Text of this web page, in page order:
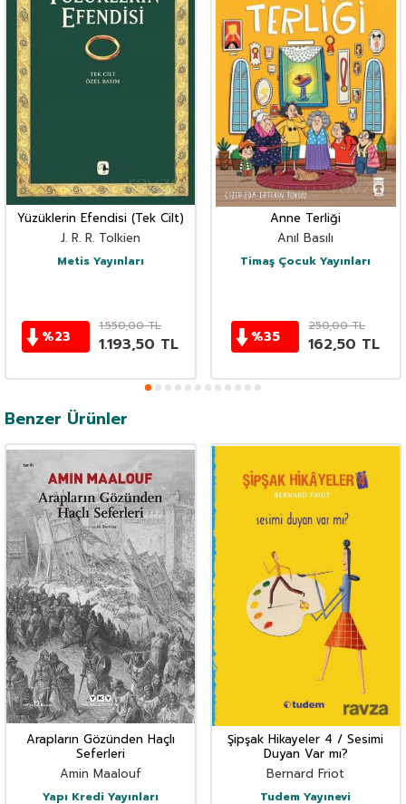
Yüzüklerin Efendisi (Tek Cilt)
J. R. R. Tolkien
Metis Yayınları
%23
1.550,00TL
1.193,50 TL
Anne Terliği
Anıl Basılı
Timaş Çocuk Yayınları
%35
250,00TL
162,50 TL
Benzer Ürünler
Arapların Gözünden Haçlı
Seferleri
Amin Maalouf
Yapı Kredi Yayınları
Şipşak Hikayeler 4 / Sesimi
Duyan Var mı?
Bernard Friot
Tudem Yayınevi